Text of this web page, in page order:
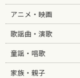
アニメ・映画
歌謡曲・演歌
童謡・唱歌
家族・親子